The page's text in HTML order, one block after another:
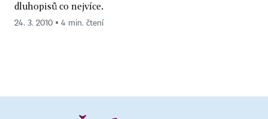
dluhopisů co nejvíce.
24. 3. 2010 ▪ 4 min. čtení